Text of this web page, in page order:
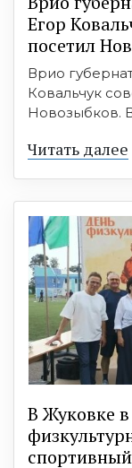
Егор
посетил
Врио
Ковальчук
Новозыбков.
Читать далее
В Жуковке